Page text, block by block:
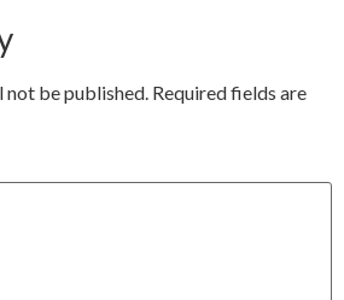
not be published. Required fields are